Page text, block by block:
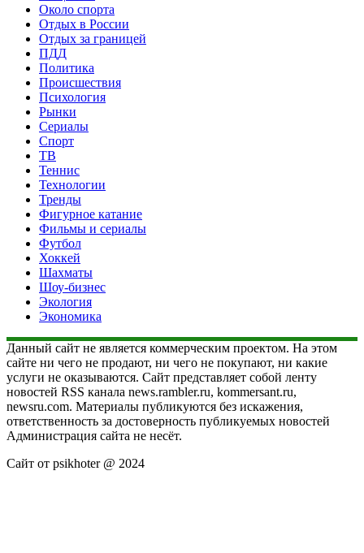
Около спорта
Отдых в России
Отдых за границей
ПДД
Политика
Происшествия
Психология
Рынки
Сериалы
Спорт
ТВ
Теннис
Технологии
Тренды
Фигурное катание
Фильмы и сериалы
Футбол
Хоккей
Шахматы
Шоу-бизнес
Экология
Экономика
Данный сайт не является коммерческим проектом. На этом
сайте ни чего не продают, ни чего не покупают, ни какие
услуги не оказываются. Сайт представляет собой ленту
новостей RSS канала news.rambler.ru, kommersant.ru,
newsru.com. Материалы публикуются без искажения,
ответственность за достоверность публикуемых новостей
Администрация сайта не несёт.
Сайт от psikhoter @ 2024